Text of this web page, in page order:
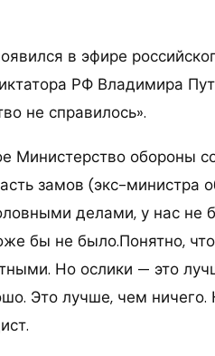
в эфире
РФ Владимира
не справилось».
Министерство обороны
замов (экс-министра
делами, у нас не
бы не было.Понятно,
Но ослики — это
Это лучше, чем ничего.